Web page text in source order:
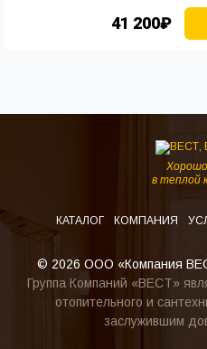
41 200₽
в теплой
КАТАЛОГ КОМПАНИЯ
© 2026 ООО «Компания
Группа Компаний «ВЕСТ»
отопительного и
заслужившим